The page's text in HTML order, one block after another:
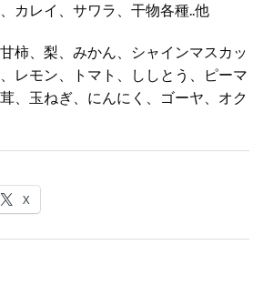
カレイ、サワラ、干物各種..他
柿、梨、みかん、シャインマスカッ
レモン、トマト、ししとう、ピーマ
、玉ねぎ、にんにく、ゴーヤ、オク
X